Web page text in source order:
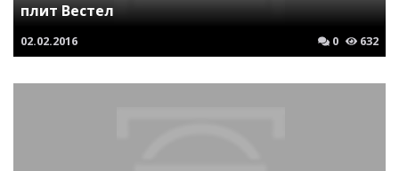
плит Вестел
02.02.2016 0 632